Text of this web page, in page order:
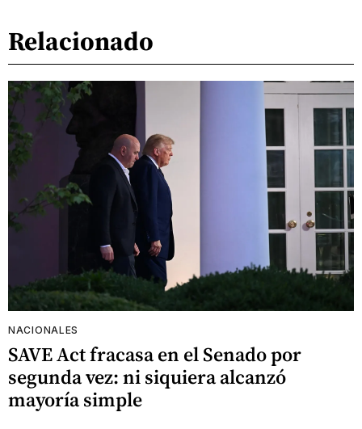
Relacionado
NACIONALES
SAVE Act fracasa en el Senado por
segunda vez: ni siquiera alcanzó
mayoría simple